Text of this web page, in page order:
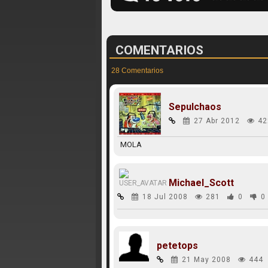
COMENTARIOS
28 Comentarios
Sepulchaos
27 Abr 2012
MOLA
Michael_Scott
18 Jul 2008 281 0 0
petetops
21 May 2008 444